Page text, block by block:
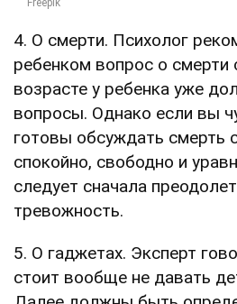
4. О смерти. Психолог
ребенком вопрос о смерти
возрасте у ребенка уже
вопросы. Однако если вы
готовы обсуждать смерть
спокойно, свободно и
следует сначала
тревожность.
5. О гаджетах. Эксперт
стоит вообще не давать